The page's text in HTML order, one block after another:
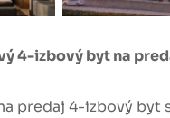
4-izbový byt na
predaj 4-izbový byt